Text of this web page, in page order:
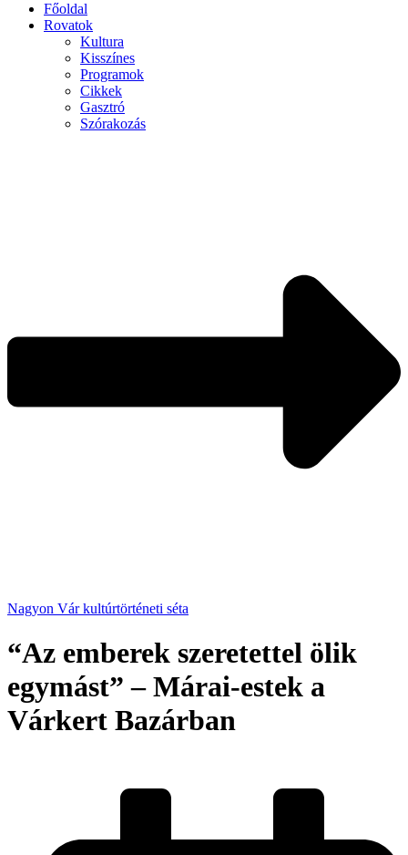
Főoldal
Rovatok
Kultura
Kisszínes
Programok
Cikkek
Gasztró
Szórakozás
Nagyon Vár kultúrtörténeti séta
“Az emberek szeretettel ölik
egymást” – Márai-estek a
Várkert Bazárban